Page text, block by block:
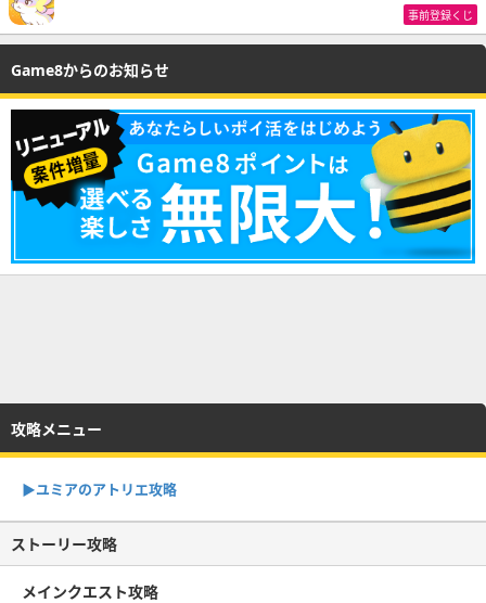
事前登録くじ
Game8からのお知らせ
攻略メニュー
▶︎ユミアのアトリエ攻略
ストーリー攻略
メインクエスト攻略